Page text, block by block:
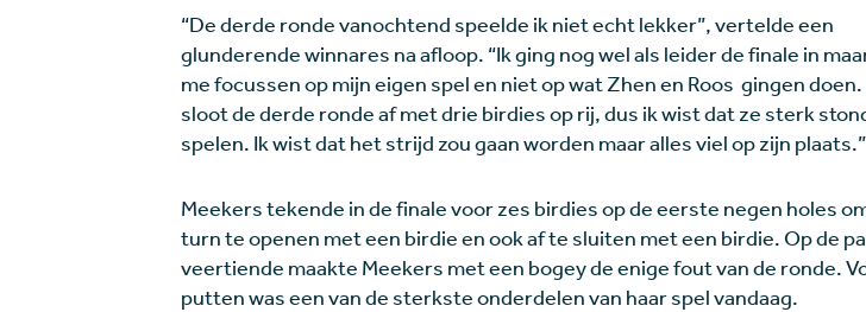
“De derde ronde vanochtend speelde ik niet echt lekker”, vertelde een
glunderende winnares na afloop. “Ik ging nog wel als leider de finale in
me focussen op mijn eigen spel en niet op wat Zhen en Roos gingen doen.
sloot de derde ronde af met drie birdies op rij, dus ik wist dat ze sterk
spelen. Ik wist dat het strijd zou gaan worden maar alles viel op zijn plaats.”
Meekers tekende in de finale voor zes birdies op de eerste negen holes
turn te openen met een birdie en ook af te sluiten met een birdie. Op de
veertiende maakte Meekers met een bogey de enige fout van de ronde.
putten was een van de sterkste onderdelen van haar spel vandaag.